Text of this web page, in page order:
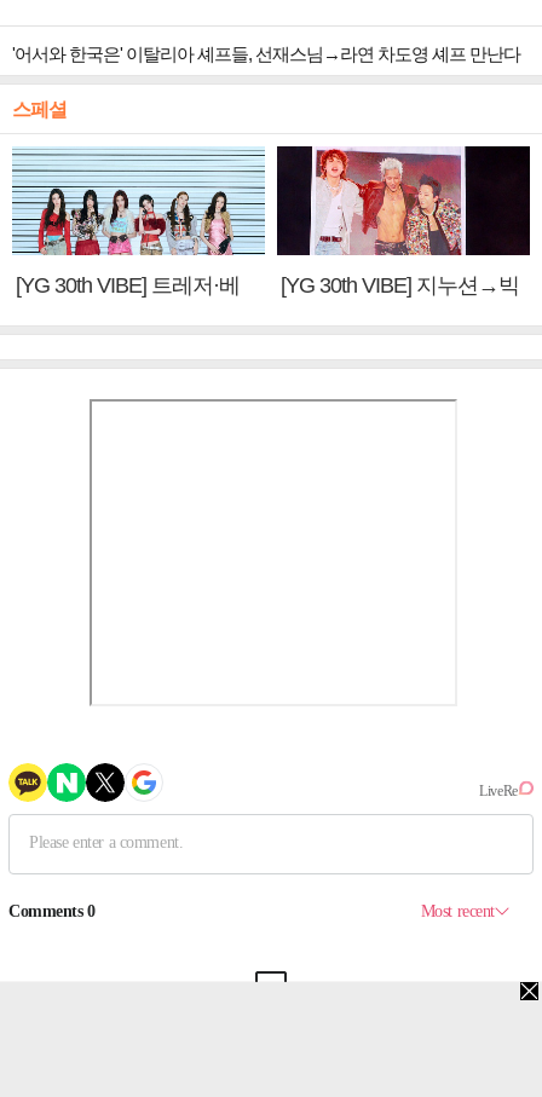
'어서와 한국은' 이탈리아 셰프들, 선재스님→라연 차도영 셰프 만난다
스페셜
[YG 30th VIBE] 트레저·베
[YG 30th VIBE] 지누션→빅